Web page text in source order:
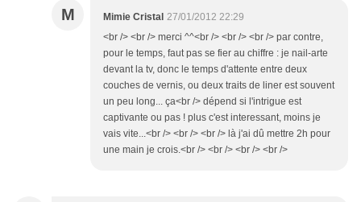
M Mimie Cristal 27/01/2012 22:29
<br /> <br /> merci ^^<br /> <br /> <br /> par contre,
pour le temps, faut pas se fier au chiffre : je nail-arte
devant la tv, donc le temps d'attente entre deux
couches de vernis, ou deux traits de liner est souvent
un peu long... ça<br /> dépend si l'intrigue est
captivante ou pas ! plus c'est interessant, moins je
vais vite...<br /> <br /> <br /> là j'ai dû mettre 2h pour
une main je crois.<br /> <br /> <br /> <br />